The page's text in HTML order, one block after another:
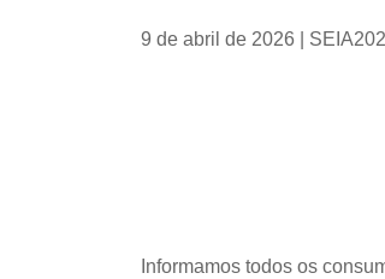
9 de abril de 2026 |
Informamos todos os